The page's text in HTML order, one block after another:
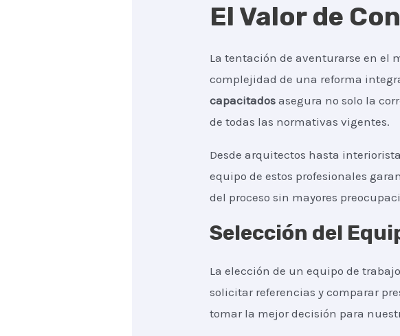
El Valor de
La tentación de aventurarse en el
complejidad de una reforma
capacitados asegura no solo la
de todas las normativas vigentes.
Desde arquitectos hasta
equipo de estos profesionales
del proceso sin mayores
Selección del
La elección de un equipo de
solicitar referencias y comparar
tomar la mejor decisión para